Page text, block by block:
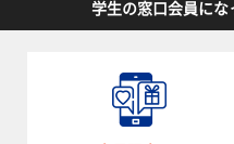
学生の窓口会員にな